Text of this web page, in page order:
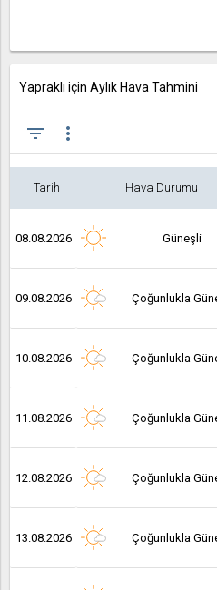
Yapraklı için Aylık Hava Tahmini
filter_list more_vert
Tarih Hava Durumu
08.08.2026 Güneşli
09.08.2026 Çoğunlukla
10.08.2026 Çoğunlukla
11.08.2026 Çoğunlukla
12.08.2026 Çoğunlukla
13.08.2026 Çoğunlukla